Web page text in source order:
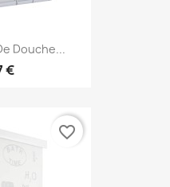
Douche...
€
favorite_border